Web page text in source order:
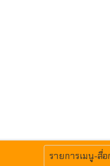
MENU
รายการเมนู-สื่